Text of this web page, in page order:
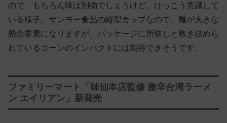
ので、もちろん味は別物でしょうけど、けっこう意識して
いる様子。サンヨー食品の縦型カップなので、麺が大きな
懸念要素になりますが、パッケージに所狭しと敷き詰めら
れているコーンのインパクトには期待できそうです。
ファミリーマート「味仙本店監修 激辛台湾ラーメ
ン エイリアン」新発売